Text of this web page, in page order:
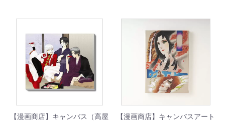
【漫画商店】キャンバス（高屋
【漫画商店】キャンバスアート